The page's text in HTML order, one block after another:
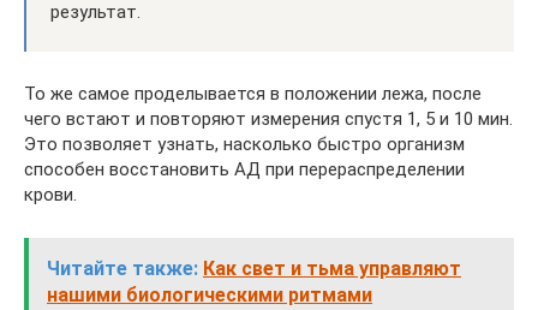
результат.
То же самое проделывается в положении лежа, после
чего встают и повторяют измерения спустя 1, 5 и 10 мин.
Это позволяет узнать, насколько быстро организм
способен восстановить АД при перераспределении
крови.
Читайте также: Как свет и тьма управляют
нашими биологическими ритмами